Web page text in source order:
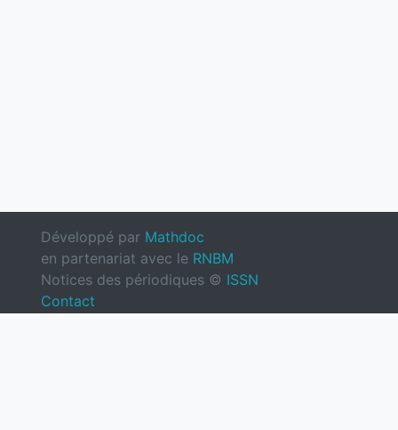
Développé par Mathdoc
en partenariat avec le RNBM
Notices des périodiques © ISSN
Contact